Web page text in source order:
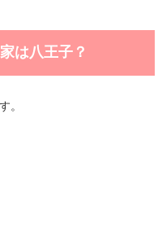
は八王子？
。